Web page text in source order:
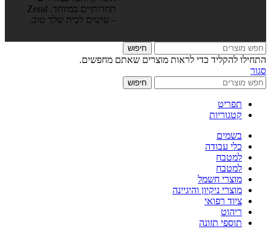
תחרותיים במיוחד. Zeraf
– עושים לבית שלך טוב.
חיפוש
התחילו להקליד כדי לראות מוצרים שאתם מחפשים.
סגור
חיפוש
תפריט
קטגוריות
בשמים
כלי עבודה
למטבח
למטבח
מוצרי חשמל
מוצרי ניקיון והיגיינה
ציוד רפואי
ריהוט
תוספי תזונה